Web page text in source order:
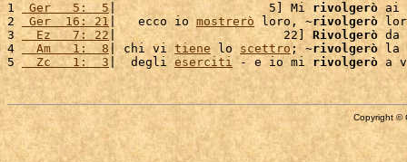
1 Ger   5:  5|                     5] Mi rivolgerò ai
2
Ger  16: 21 |   ecco io mostrerò loro, ~rivolgerò
3
  Ez   7: 22
|                       22] Rivolgerò da
4
  Am   1:  8
| chi vi tiene lo scettro; ~rivolgerò la
5
  Zc   1:  3
|  degli eserciti - e io mi rivolgerò a
Copyright ©